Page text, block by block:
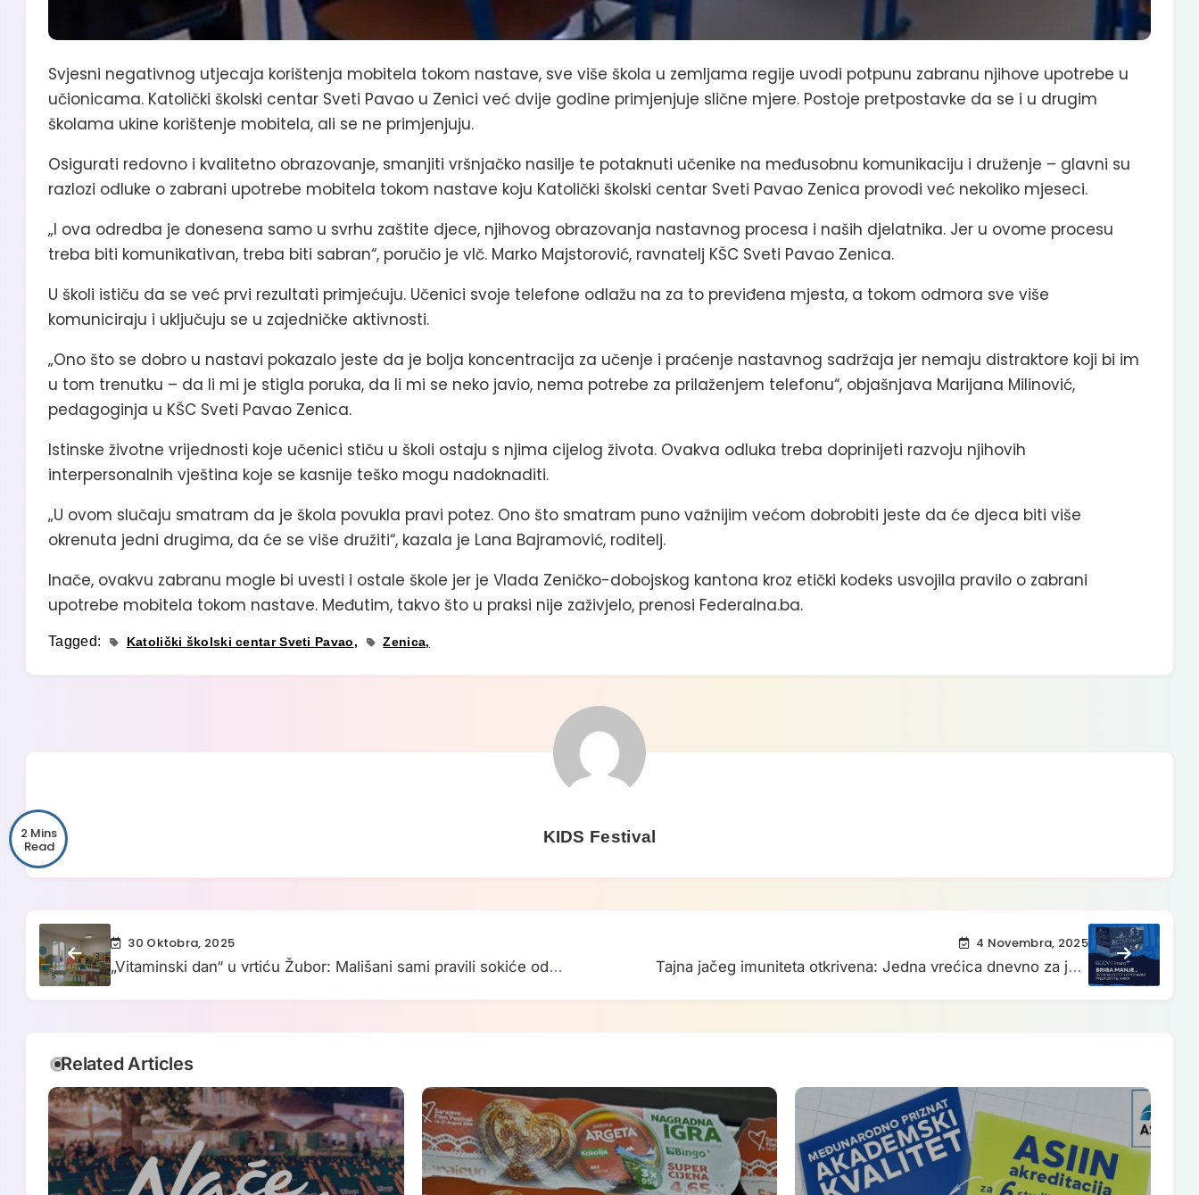
Svjesni negativnog utjecaja korištenja mobitela tokom nastave, sve više škola u zemljama regije uvodi potpunu zabranu njihove upotrebe u
učionicama. Katolički školski centar Sveti Pavao u Zenici već dvije godine primjenjuje slične mjere. Postoje pretpostavke da se i u drugim
školama ukine korištenje mobitela, ali se ne primjenjuju.
Osigurati redovno i kvalitetno obrazovanje, smanjiti vršnjačko nasilje te potaknuti učenike na međusobnu komunikaciju i druženje – glavni su
razlozi odluke o zabrani upotrebe mobitela tokom nastave koju Katolički školski centar Sveti Pavao Zenica provodi već nekoliko mjeseci.
„I ova odredba je donesena samo u svrhu zaštite djece, njihovog obrazovanja nastavnog procesa i naših djelatnika. Jer u ovome procesu
treba biti komunikativan, treba biti sabran“, poručio je vlč. Marko Majstorović, ravnatelj KŠC Sveti Pavao Zenica.
U školi ističu da se već prvi rezultati primjećuju. Učenici svoje telefone odlažu na za to previđena mjesta, a tokom odmora sve više
komuniciraju i uključuju se u zajedničke aktivnosti.
„Ono što se dobro u nastavi pokazalo jeste da je bolja koncentracija za učenje i praćenje nastavnog sadržaja jer nemaju distraktore koji bi im
u tom trenutku – da li mi je stigla poruka, da li mi se neko javio, nema potrebe za prilaženjem telefonu“, objašnjava Marijana Milinović,
pedagoginja u KŠC Sveti Pavao Zenica.
Istinske životne vrijednosti koje učenici stiču u školi ostaju s njima cijelog života. Ovakva odluka treba doprinijeti razvoju njihovih
interpersonalnih vještina koje se kasnije teško mogu nadoknaditi.
„U ovom slučaju smatram da je škola povukla pravi potez. Ono što smatram puno važnijim većom dobrobiti jeste da će djeca biti više
okrenuta jedni drugima, da će se više družiti“, kazala je Lana Bajramović, roditelj.
Inače, ovakvu zabranu mogle bi uvesti i ostale škole jer je Vlada Zeničko-dobojskog kantona kroz etički kodeks usvojila pravilo o zabrani
upotrebe mobitela tokom nastave. Međutim, takvo što u praksi nije zaživjelo, prenosi Federalna.ba.
Tagged: Katolički školski centar Sveti Pavao Zenica
KIDS Festival
30 Oktobra, 2025
„Vitaminski dan“ u vrtiću Žubor: Mališani sami pravili sokiće od
4 Novembra, 2025
Tajna jačeg imuniteta otkrivena: Jedna vrećica dnevno za jači
Related Articles
2 Mins